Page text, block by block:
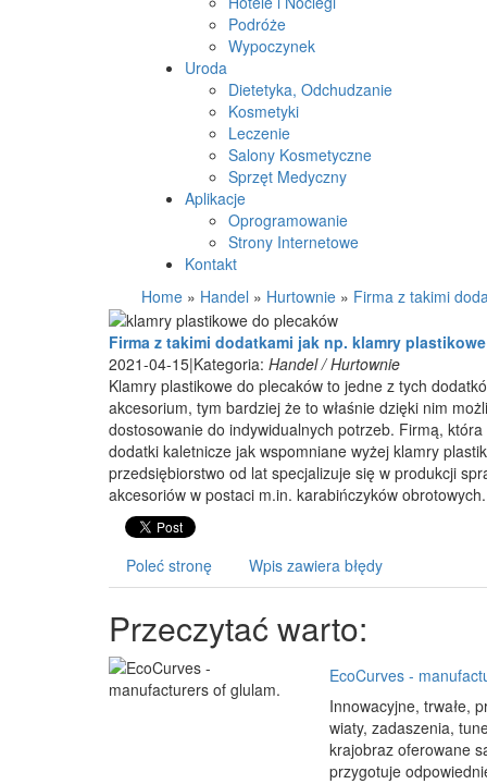
Podróże
Wypoczynek
Uroda
Dietetyka, Odchudzanie
Kosmetyki
Leczenie
Salony Kosmetyczne
Sprzęt Medyczny
Aplikacje
Oprogramowanie
Strony Internetowe
Kontakt
Home » Handel » Hurtownie » Firma z takimi
Firma z takimi dodatkami jak np. klamry
2021-04-15|Kategoria: Handel / Hurtownie
Klamry plastikowe do plecaków to jedne z tych
akcesorium, tym bardziej że to właśnie dzięki nim
dostosowanie do indywidualnych potrzeb. Firmą,
dodatki kaletnicze jak wspomniane wyżej klamry
przedsiębiorstwo od lat specjalizuje się w produkcji
akcesoriów w postaci m.in. karabińczyków obrotowych.
Poleć stronę Wpis zawiera błędy
Przeczytać warto:
EcoCurves -
Innowacyjne, trwałe,
wiaty, zadaszenia,
krajobraz oferowane
przygotuje